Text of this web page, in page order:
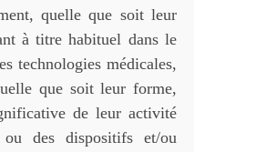
quelle que soit leur
à titre habituel dans le
technologies médicales,
que soit leur forme,
de leur activité
ou des dispositifs et/ou